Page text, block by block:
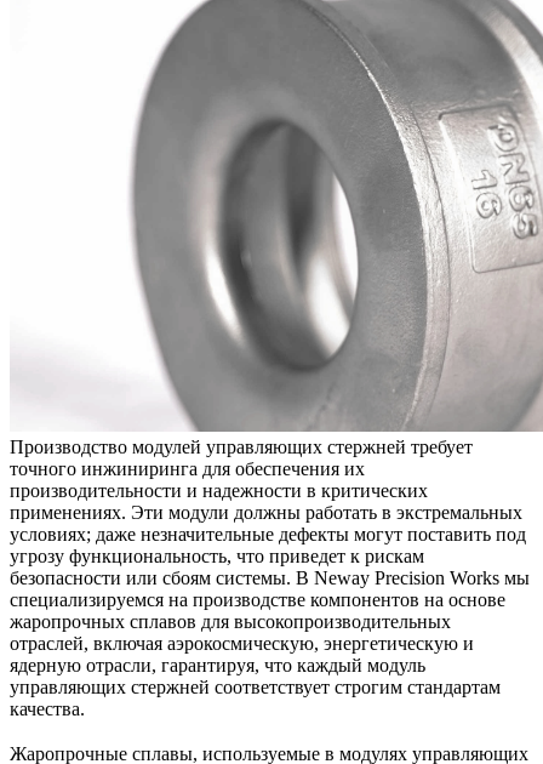
Производство модулей управляющих стержней требует
точного инжиниринга для обеспечения их
производительности и надежности в критических
применениях. Эти модули должны работать в экстремальных
условиях; даже незначительные дефекты могут поставить под
угрозу функциональность, что приведет к рискам
безопасности или сбоям системы. В Neway Precision Works мы
специализируемся на производстве компонентов на основе
жаропрочных сплавов для высокопроизводительных
отраслей, включая аэрокосмическую, энергетическую и
ядерную отрасли, гарантируя, что каждый модуль
управляющих стержней соответствует строгим стандартам
качества.
Жаропрочные сплавы, используемые в модулях управляющих